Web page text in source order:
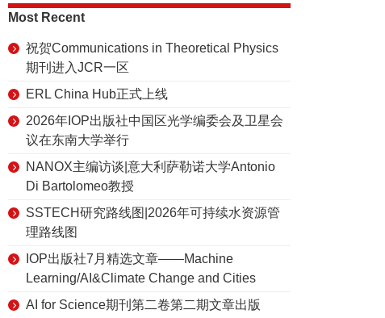
Most Recent
祝贺Communications in Theoretical Physics
期刊进入JCR一区
ERL China Hub正式上线
2026年IOP出版社中国区光学编委会及卫星会
议在东南大学举行
NANOX主编访谈|意大利萨勒诺大学Antonio
Di Bartolomeo教授
SSTECH研究路线图|2026年可持续水资源管
理路线图
IOP出版社7月精选文章——Machine
Learning/AI&Climate Change and Cities
AI for Science期刊第二卷第二期文章出版